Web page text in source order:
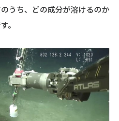
うち、どの成分が溶けるのか
。